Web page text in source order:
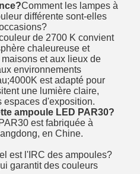
Comment les lampes à
différente sont-elles
de 2700 K convient
chaleureuse et
et aux lieux de
environnements
est adapté pour
une lumière claire,
espaces d'exposition.
ampoule LED PAR30?
est fabriquée à
en Chine.
est l'IRC des ampoules?
garantit des couleurs